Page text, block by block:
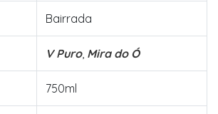
Bairrada
V Puro, Mira do Ó
750ml